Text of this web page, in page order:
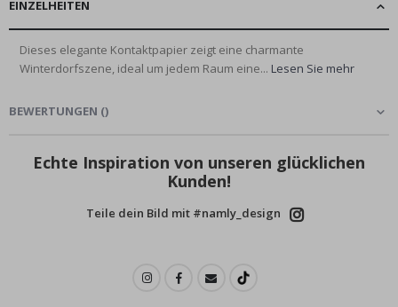
EINZELHEITEN
Dieses elegante Kontaktpapier zeigt eine charmante
Winterdorfszene, ideal um jedem Raum eine... Lesen Sie mehr
BEWERTUNGEN ()
Echte Inspiration von unseren glücklichen
Kunden!
Teile dein Bild mit #namly_design